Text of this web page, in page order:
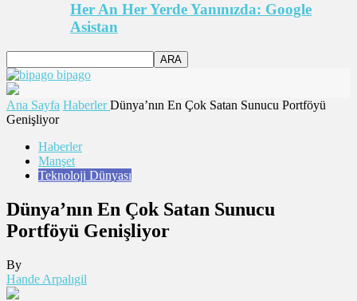
Her An Her Yerde Yanınızda: Google
Asistan
bipago
Ana Sayfa Haberler Dünya’nın En Çok Satan Sunucu Portföyü
Genişliyor
Haberler
Manşet
Teknoloji Dünyası
Dünya’nın En Çok Satan Sunucu
Portföyü Genişliyor
By
Hande Arpalıgil